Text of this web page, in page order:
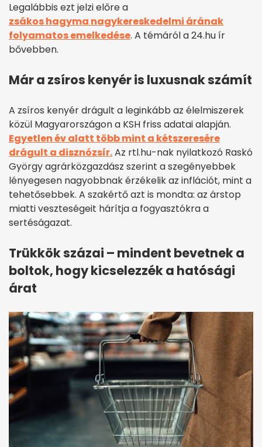
Legalábbis ezt jelzi előre a
zsákos hagyma nagykereskedelmi árának
folyamatos emelkedése. A témáról a 24.hu ír
bővebben.
Már a zsíros kenyér is luxusnak számít
A zsíros kenyér drágult a leginkább az élelmiszerek
közül Magyarországon a KSH friss adatai alapján.
Egyetlen év alatt több mint a kétszeresére
drágult a disznózsír.Az rtl.hu-nak nyilatkozó Raskó
György agrárközgazdász szerint a szegényebbek
lényegesen nagyobbnak érzékelik az inflációt, mint a
tehetősebbek. A szakértő azt is mondta: az árstop
miatti veszteségeit hárítja a fogyasztókra a
sertéságazat.
Trükkök százai – mindent bevetnek a
boltok, hogy kicselezzék a hatósági
árat